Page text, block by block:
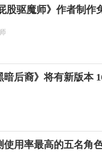
股驱魔师》作者制作
后裔》将有新版本
使用率最高的五名角